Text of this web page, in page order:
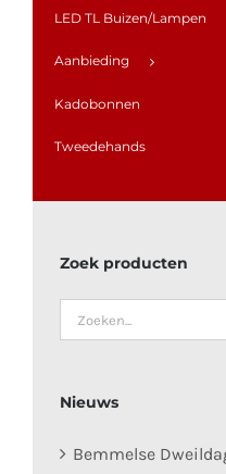
LED TL Buizen/Lampen
Aanbieding
Kadobonnen
Tweedehands
Zoek producten
Nieuws
Bemmelse